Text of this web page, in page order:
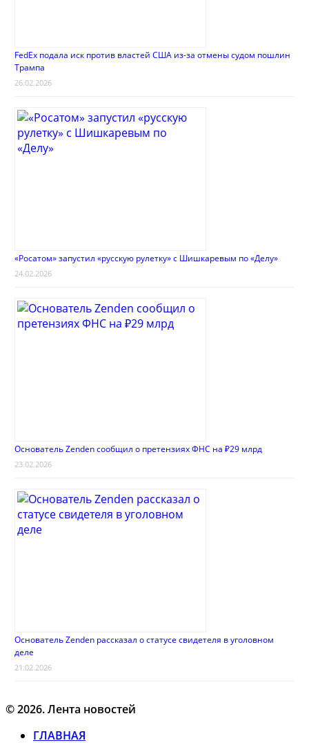
FedEx подала иск против властей США из-за отмены судом пошлин
Трампа
26.02.2026
«Росатом» запустил «русскую рулетку» с Шишкаревым по «Делу»
24.02.2026
Основатель Zenden сообщил о претензиях ФНС на ₽29 млрд
23.02.2026
Основатель Zenden рассказал о статусе свидетеля в уголовном
деле
21.02.2026
© 2026. Лента новостей
ГЛАВНАЯ